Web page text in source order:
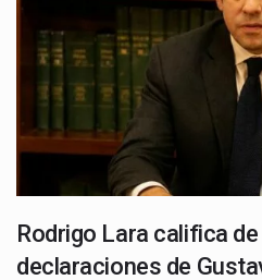
Rodrigo Lara califica
declaraciones de